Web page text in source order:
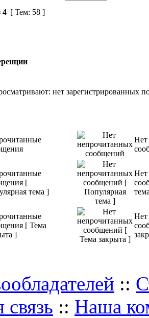
4 [ Тем: 58 ]
нет зарегистрированных
Нет
[
тема ]
Нет
[ Тема
]
Нет
::
связь :: Наша